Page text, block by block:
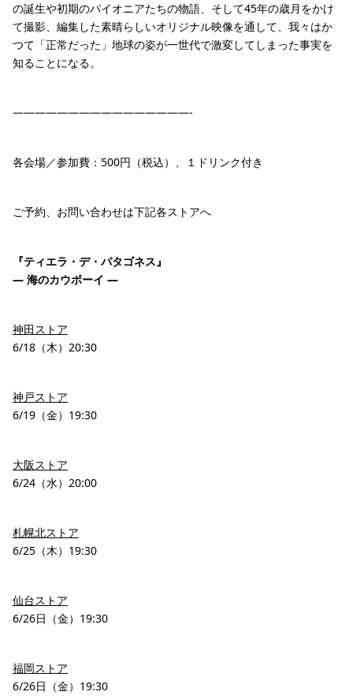
の誕生や初期のパイオニアたちの物語、そして45年の歳月をかけ
て撮影、編集した素晴らしいオリジナル映像を通して、我々はか
つて「正常だった」地球の姿が一世代で激変してしまった事実を
知ることになる。
————————————————-
各会場／参加費：500円（税込）、１ドリンク付き
ご予約、お問い合わせは下記各ストアへ
『ティエラ・デ・パタゴネス』
― 海のカウボーイ ―
神田ストア
6/18（木）20:30
神戸ストア
6/19（金）19:30
大阪ストア
6/24（水）20:00
札幌北ストア
6/25（木）19:30
仙台ストア
6/26日（金）19:30
福岡ストア
6/26日（金）19:30